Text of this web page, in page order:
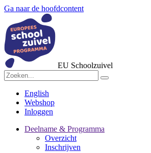
Ga naar de hoofdcontent
EU Schoolzuivel
English
Webshop
Inloggen
Deelname & Programma
Overzicht
Inschrijven